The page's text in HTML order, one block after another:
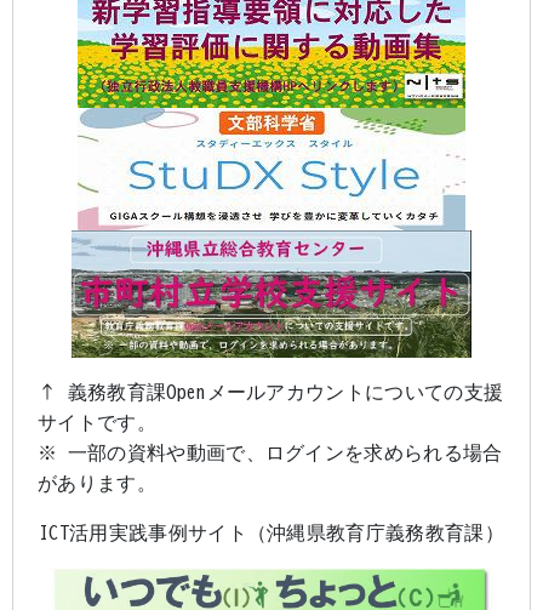
↑ 義務教育課Openメールアカウントについての支援
サイトです。
※ 一部の資料や動画で、ログインを求められる場合
があります。
ICT活用実践事例サイト（沖縄県教育庁義務教育課）